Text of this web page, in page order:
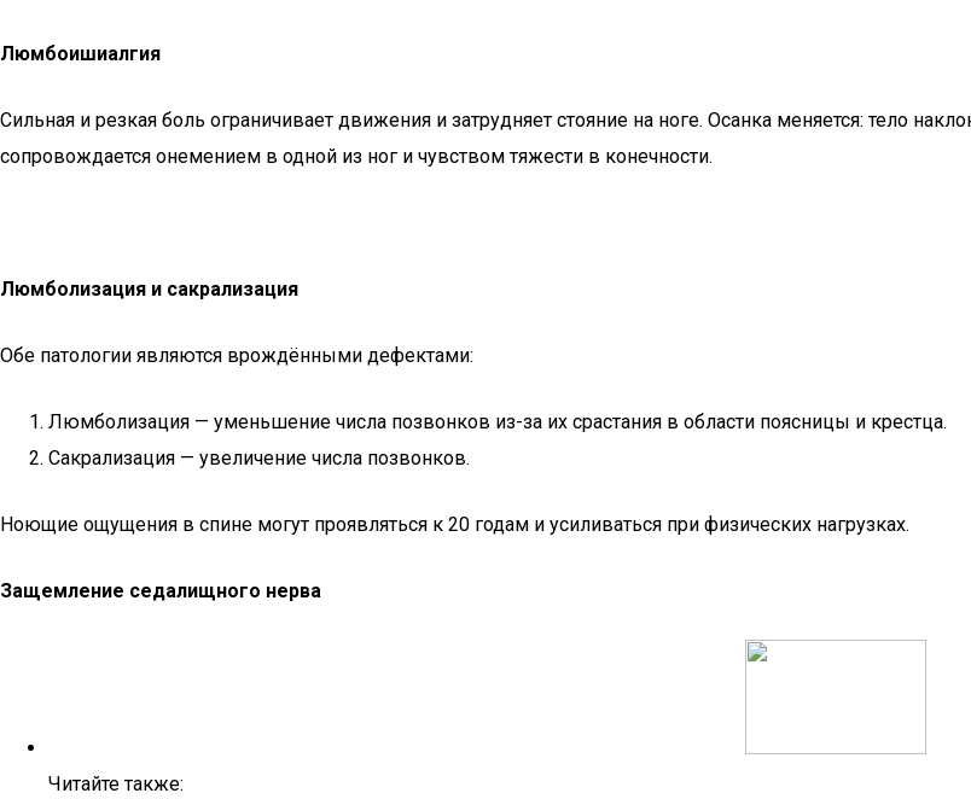
Люмбоишиалгия
Сильная и резкая боль ограничивает движения и затрудняет стояние на ноге. Осанка меняется: тело
сопровождается онемением в одной из ног и чувством тяжести в конечности.
Люмболизация и сакрализация
Обе патологии являются врождёнными дефектами:
Люмболизация — уменьшение числа позвонков из-за их срастания в области поясницы и крестца.
Сакрализация — увеличение числа позвонков.
Ноющие ощущения в спине могут проявляться к 20 годам и усиливаться при физических нагрузках.
Защемление седалищного нерва
Читайте также: